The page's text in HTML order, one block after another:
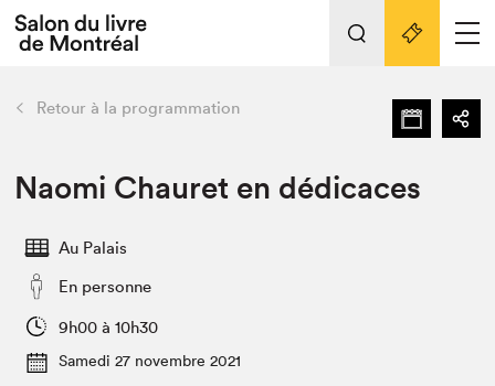
Tout sur l'édition 2022
Actualités
Vidéos et Balados
Club de lecture Braindate
retour Nos activités
Édition 2022
Planifier sa visite
Liens pratiques
Retour à la programmation
Naomi Chauret en dédicaces
Au Palais
En personne
9h00 à 10h30
Samedi 27 novembre 2021